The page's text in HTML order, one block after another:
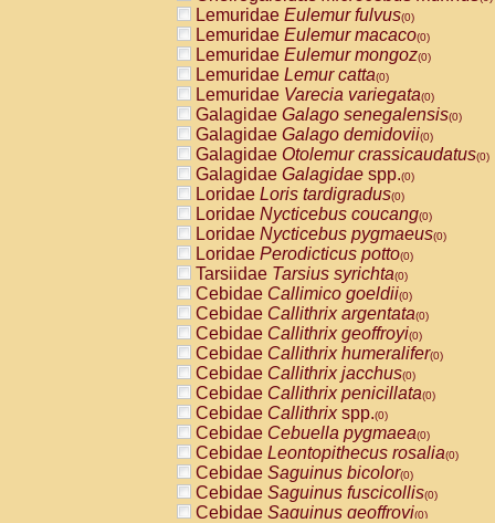
Lemuridae Eulemur fulvus(0)
Lemuridae Eulemur macaco(0)
Lemuridae Eulemur mongoz(0)
Lemuridae Lemur catta(0)
Lemuridae Varecia variegata(0)
Galagidae Galago senegalensis(0)
Galagidae Galago demidovii(0)
Galagidae Otolemur crassicaudatus(0)
Galagidae Galagidae spp.(0)
Loridae Loris tardigradus(0)
Loridae Nycticebus coucang(0)
Loridae Nycticebus pygmaeus(0)
Loridae Perodicticus potto(0)
Tarsiidae Tarsius syrichta(0)
Cebidae Callimico goeldii(0)
Cebidae Callithrix argentata(0)
Cebidae Callithrix geoffroyi(0)
Cebidae Callithrix humeralifer(0)
Cebidae Callithrix jacchus(0)
Cebidae Callithrix penicillata(0)
Cebidae Callithrixspp.(0)
Cebidae Cebuella pygmaea(0)
Cebidae Leontopithecus rosalia(0)
Cebidae Saguinus bicolor(0)
Cebidae Saguinus fuscicollis(0)
Cebidae Saguinus geoffroyi(0)